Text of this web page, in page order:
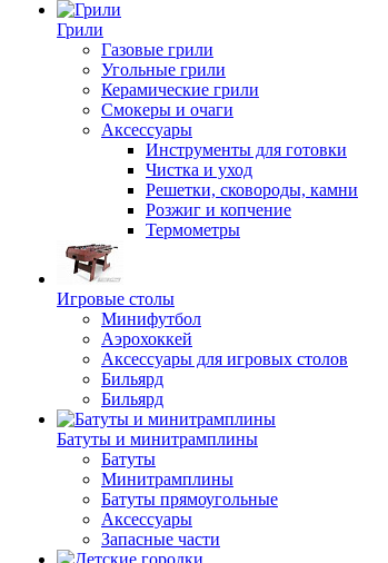
Грили
Газовые грили
Угольные грили
Керамические грили
Смокеры и очаги
Аксессуары
Инструменты для готовки
Чистка и уход
Решетки, сковороды, камни
Розжиг и копчение
Термометры
Игровые столы
Минифутбол
Аэрохоккей
Аксессуары для игровых столов
Бильяpд
Бильяpд
Батуты и минитрамплины
Батуты
Минитрамплины
Батуты прямоугольные
Аксессуары
Запасные части